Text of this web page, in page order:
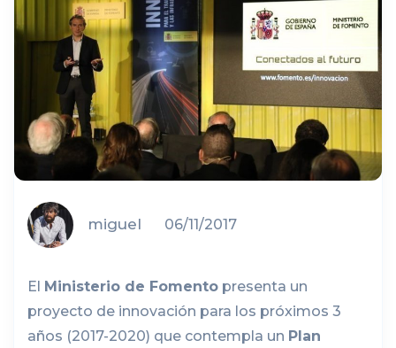
miguel 06/11/2017
El Ministerio de Fomento presenta un
proyecto de innovación para los próximos 3
años (2017-2020) que contempla un Plan